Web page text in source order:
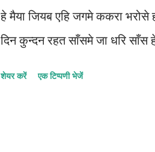
हे मैया जियब एहि जगमे ककरा भरोसे
दिन कुन्दन रहत साँसमे जा धरि
शेयर करें एक टिप्पणी भेजें